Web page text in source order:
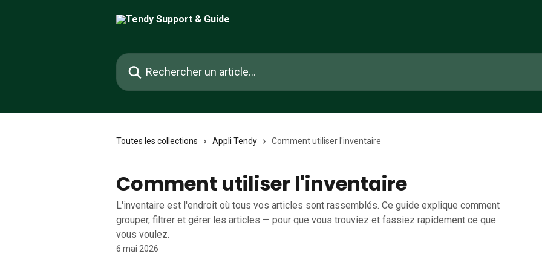
Rechercher un article...
Toutes les collections Appli Tendy Comment utiliser l'inventaire
Comment utiliser l'inventaire
L'inventaire est l'endroit où tous vos articles sont rassemblés. Ce guide explique comment
grouper, filtrer et gérer les articles — pour que vous trouviez et fassiez rapidement ce que
vous voulez.
6 mai 2026